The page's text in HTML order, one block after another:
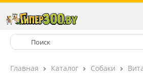
Главная Каталог Собаки